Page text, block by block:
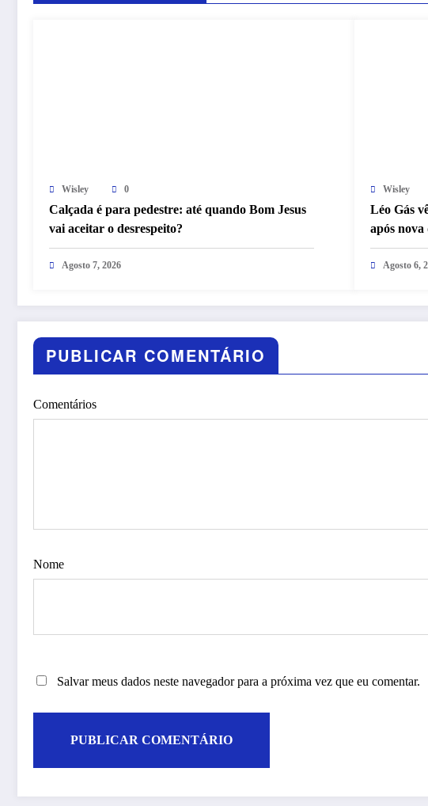
Wisley 0
Calçada é para pedestre: até quando Bom Jesus
vai aceitar o desrespeito?
Agosto 7, 2026
Wisley
Léo Gás
após
Agosto 6,
PUBLICAR COMENTÁRIO
Comentários
Nome
Salvar meus dados neste navegador para a próxima vez que eu comentar.